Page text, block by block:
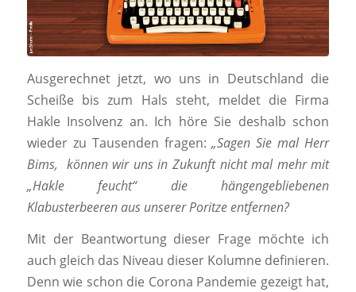
Ausgerechnet jetzt, wo uns in Deutschland die
Scheiße bis zum Hals steht, meldet die Firma
Hakle Insolvenz an. Ich höre Sie deshalb schon
wieder zu Tausenden fragen:„Sagen Sie mal Herr
Bims, können wir uns in Zukunft nicht mal mehr mit
„Hakle feucht“ die hängengebliebenen
Klabusterbeeren aus unserer Poritze entfernen?
Mit der Beantwortung dieser Frage möchte ich
auch gleich das Niveau dieser Kolumne definieren.
Denn wie schon die Corona Pandemie gezeigt hat,